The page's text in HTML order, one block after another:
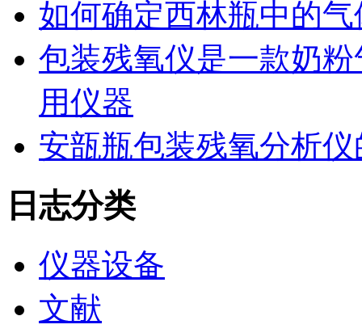
如何确定西林瓶中的
包装残氧仪是一款奶
用仪器
安瓿瓶包装残氧分析
日志分类
仪器设备
文献